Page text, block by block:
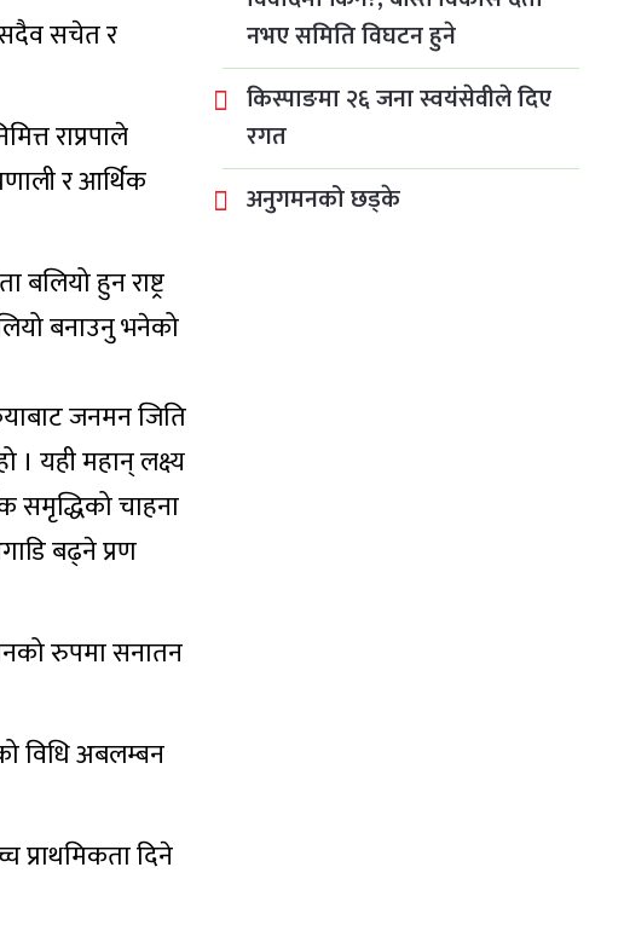
सदैव सचेत र
राप्रपाले
र आर्थिक
बलियो हुन राष्ट्र
बनाउनु भनेको
जनमन जिति
। यही महान् लक्ष्य
समृद्धिको चाहना
बढ्ने प्रण
रुपमा सनातन
विधि अबलम्बन
प्राथमिकता दिने
नभए समिति विघटन हुने
किस्पाङमा २६ जना स्वयंसेवीले दिए
रगत
अनुगमनको छड्के